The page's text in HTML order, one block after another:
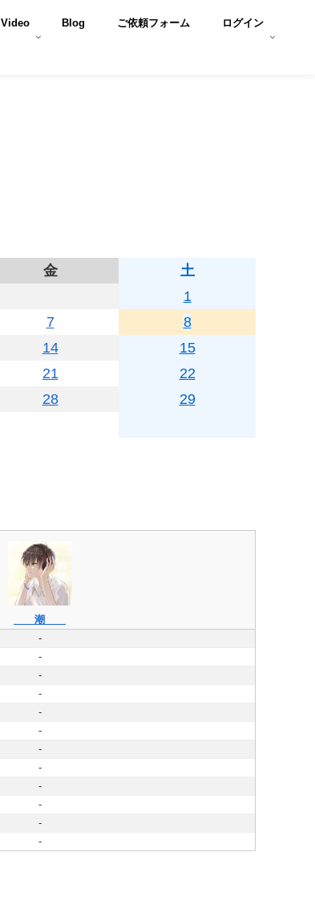
Video Blog ご依頼フォーム ログイン
金
土
1
7
8
14
15
21
22
28
29
潮
-
-
-
-
-
-
-
-
-
-
-
-